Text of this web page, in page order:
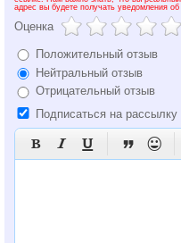
адрес вы будете получать уведомления
Оценка
Положительный отзыв
Нейтральный отзыв
Отрицательный отзыв
Подписаться на рассылку
    